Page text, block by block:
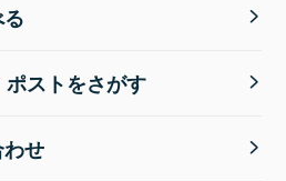
ストをさがす
せ